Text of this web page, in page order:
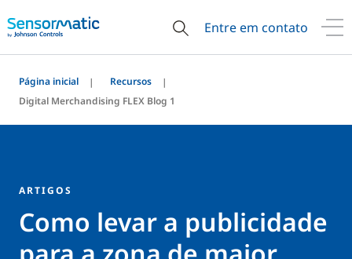
Entre em contato
Página inicial
Recursos
Digital Merchandising FLEX Blog 1
ARTIGOS
Como levar a publicidade